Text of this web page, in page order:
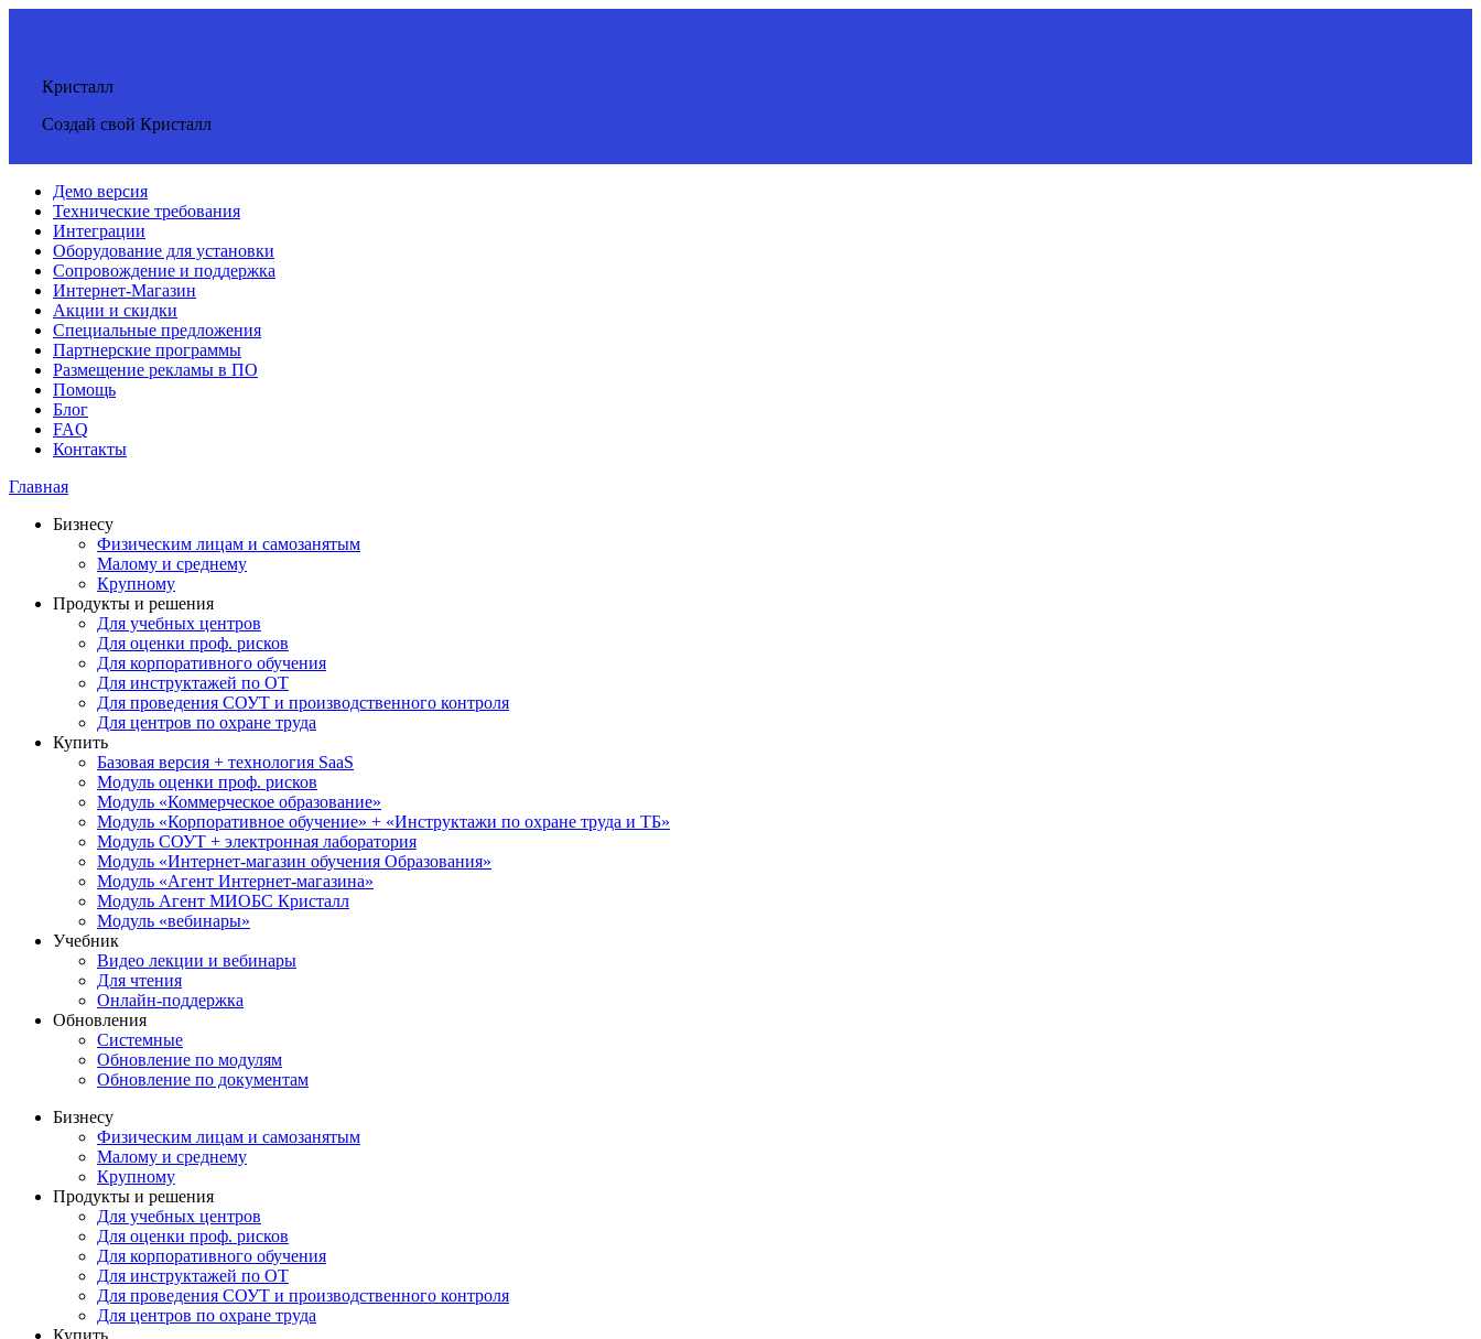
Кристалл
Создай свой Кристалл
Демо версия
Технические требования
Интеграции
Оборудование для установки
Сопровождение и поддержка
Интернет-Магазин
Акции и скидки
Специальные предложения
Партнерские программы
Размещение рекламы в ПО
Помощь
Блог
FAQ
Контакты
Главная
Бизнесу
Физическим лицам и самозанятым
Малому и среднему
Крупному
Продукты и решения
Для учебных центров
Для оценки проф. рисков
Для корпоративного обучения
Для инструктажей по ОТ
Для проведения СОУТ и производственного контроля
Для центров по охране труда
Купить
Базовая версия + технология SaaS
Модуль оценки проф. рисков
Модуль «Коммерческое образование»
Модуль «Корпоративное обучение» + «Инструктажи по охране труда и ТБ»
Модуль СОУТ + электронная лаборатория
Модуль «Интернет-магазин обучения Образования»
Модуль «Агент Интернет-магазина»
Модуль Агент МИОБС Кристалл
Модуль «вебинары»
Учебник
Видео лекции и вебинары
Для чтения
Онлайн-поддержка
Обновления
Системные
Обновление по модулям
Обновление по документам
Бизнесу
Физическим лицам и самозанятым
Малому и среднему
Крупному
Продукты и решения
Для учебных центров
Для оценки проф. рисков
Для корпоративного обучения
Для инструктажей по ОТ
Для проведения СОУТ и производственного контроля
Для центров по охране труда
Купить